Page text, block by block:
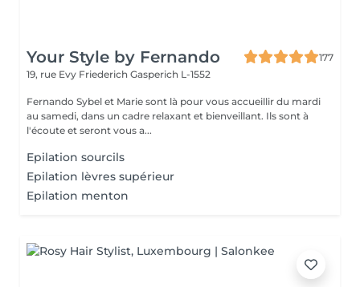
Your Style by Fernando
177
19, rue Evy Friederich Gasperich L-1552
Fernando Sybel et Marie sont là pour vous accueillir du mardi
au samedi, dans un cadre relaxant et bienveillant. Ils sont à
l'écoute et seront vous a...
Epilation sourcils
Epilation lèvres supérieur
Epilation menton